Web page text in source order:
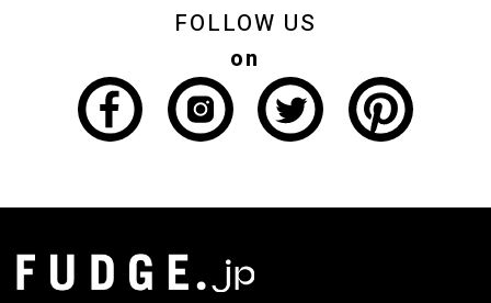
FOLLOW US
on